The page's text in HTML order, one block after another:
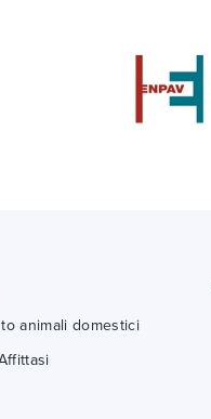
animali domestici